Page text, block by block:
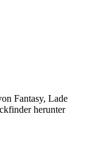
Fantasy, Lade
herunter